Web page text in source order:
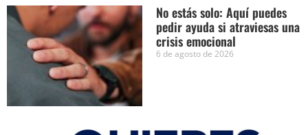
No estás solo: Aquí puedes
pedir ayuda si atraviesas una
crisis emocional
6 de agosto de 2026